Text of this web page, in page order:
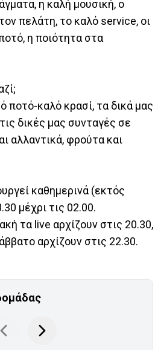
η καλή μουσική, ο
πελάτη, το καλό service, οι
η ποιότητα στα
ποτό-καλό κρασί, τα δικά μας
δικές μας συνταγές σε
αλλαντικά, φρούτα και
καθημερινά (εκτός
μέχρι τις 02.00.
τα live αρχίζουν στις 20.30,
αρχίζουν στις 22.30.